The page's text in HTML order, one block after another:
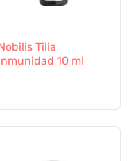
Tilia
10 ml